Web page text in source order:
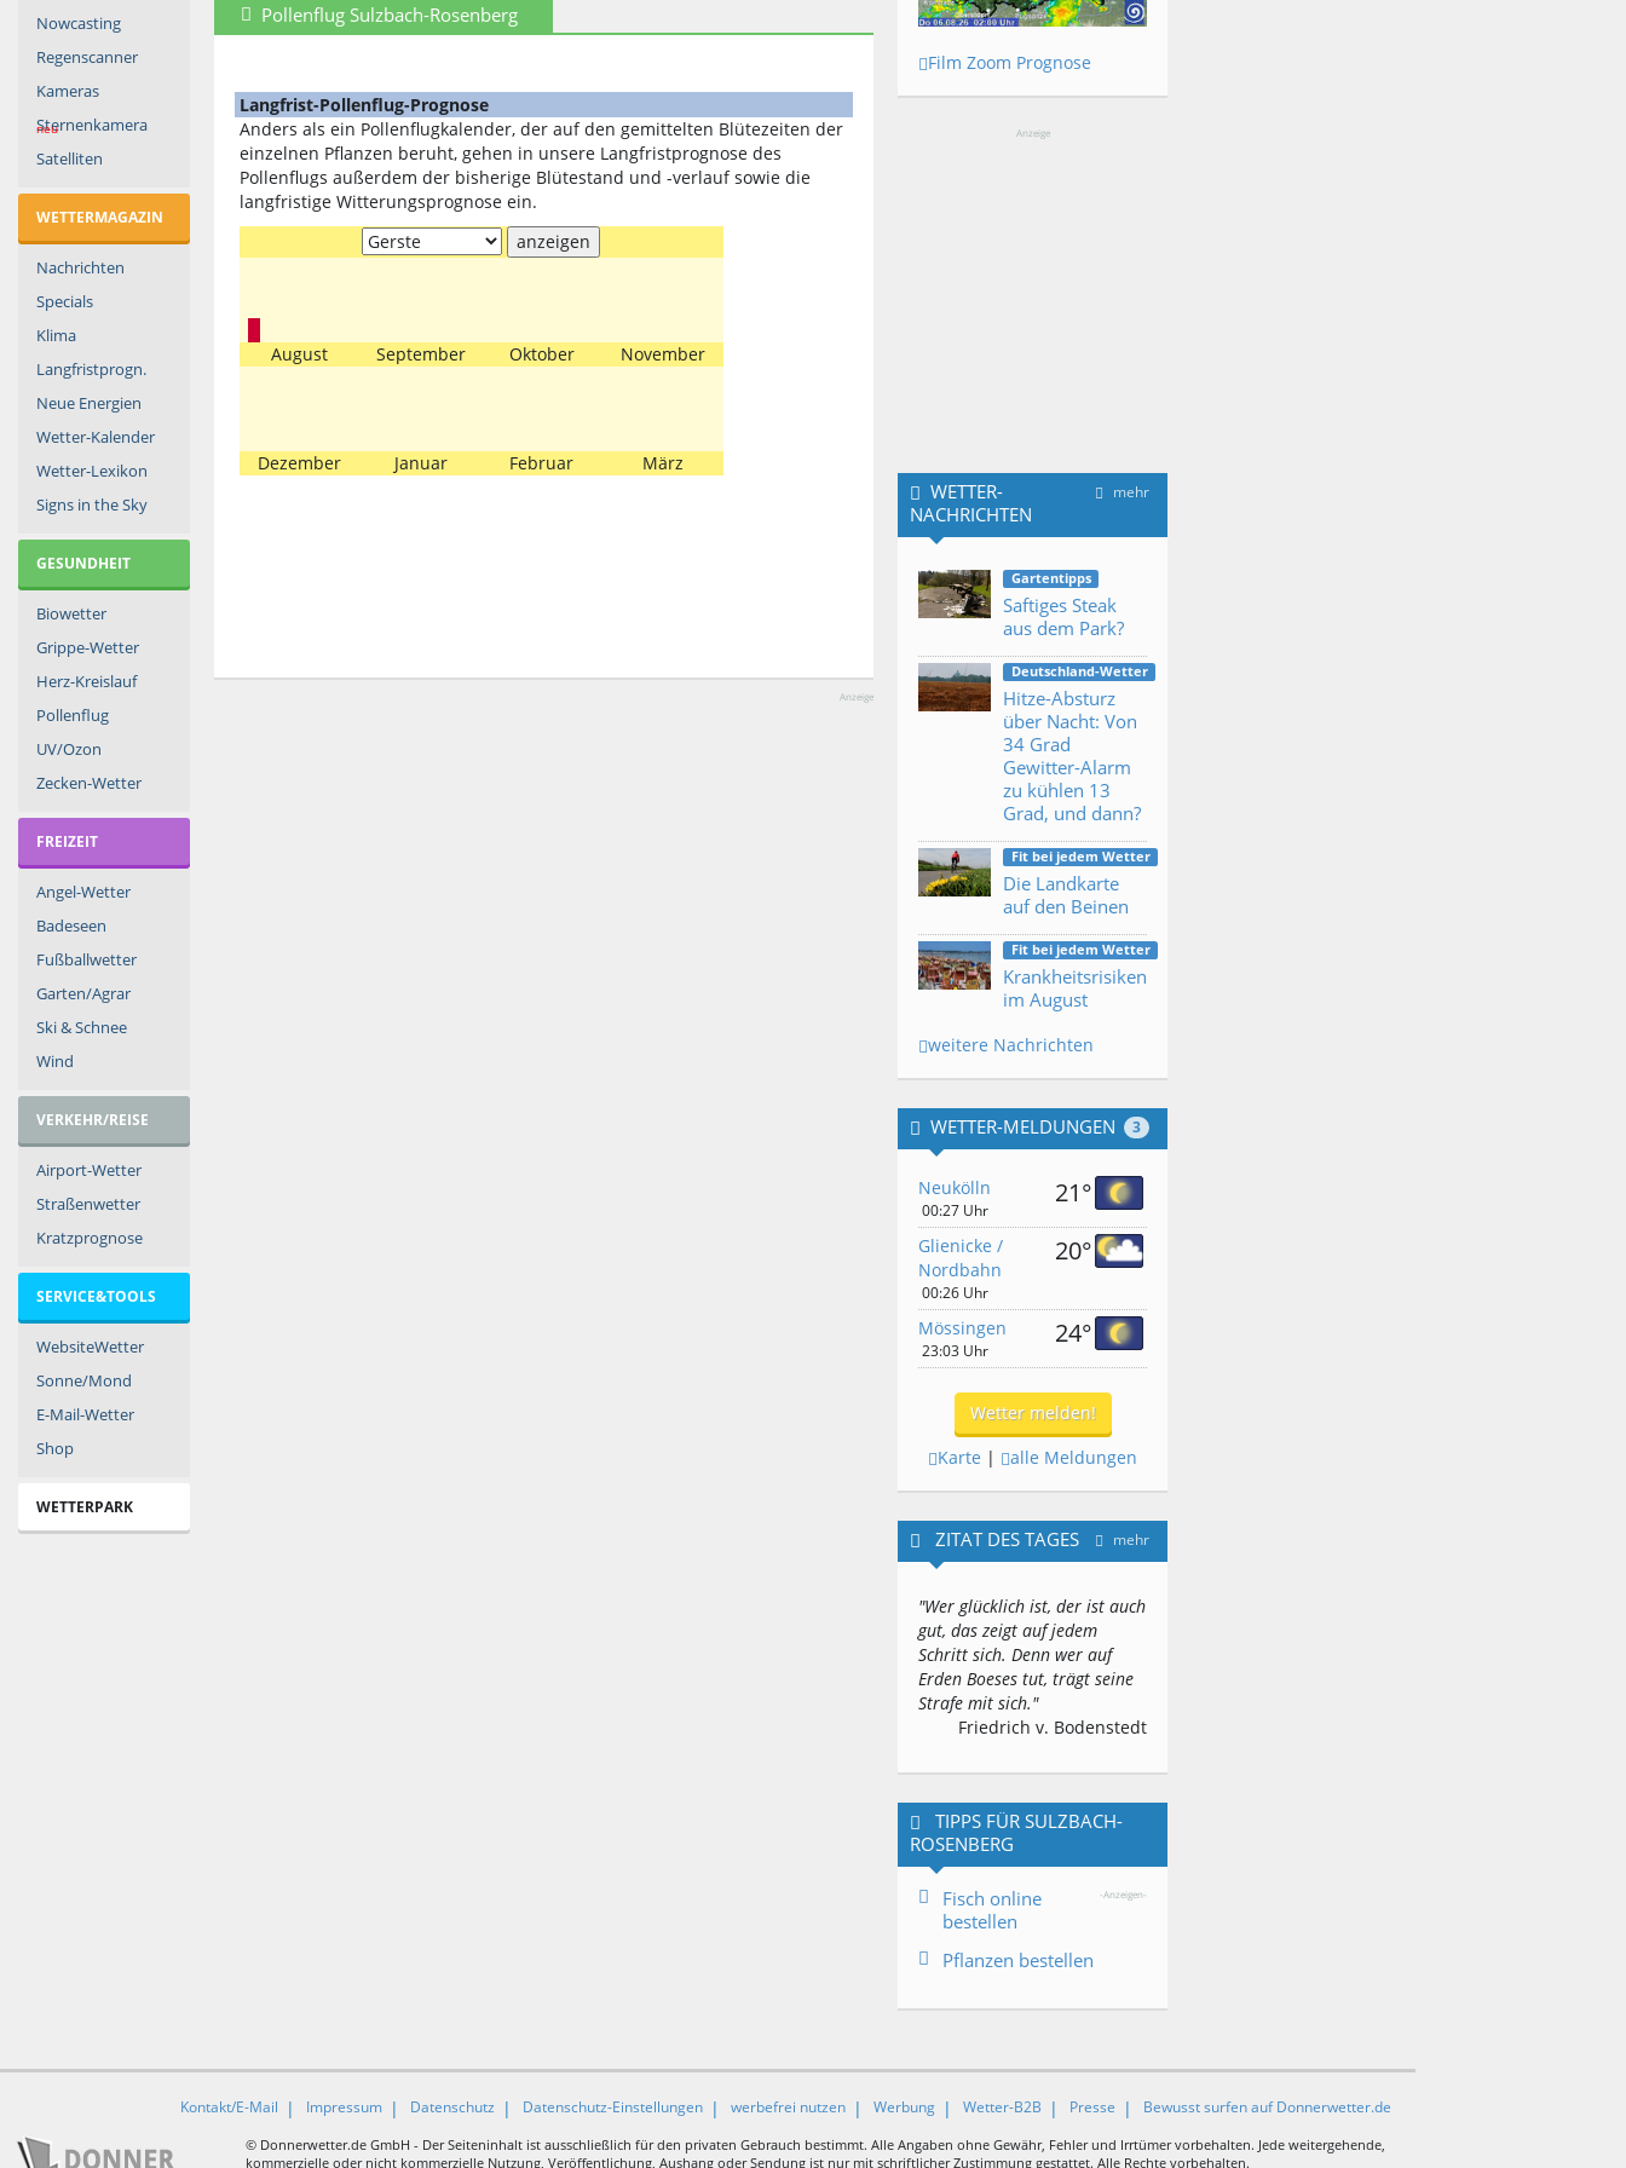
Nowcasting
Regenscanner
Kameras
Sternenkamera
neu
Satelliten
WETTERMAGAZIN
Nachrichten
Specials
Klima
Langfristprogn.
Neue Energien
Wetter-Kalender
Wetter-Lexikon
Signs in the Sky
GESUNDHEIT
Biowetter
Grippe-Wetter
Herz-Kreislauf
Pollenflug
UV/Ozon
Zecken-Wetter
FREIZEIT
Angel-Wetter
Badeseen
Fußballwetter
Garten/Agrar
Ski & Schnee
Wind
VERKEHR/REISE
Airport-Wetter
Straßenwetter
Kratzprognose
SERVICE&TOOLS
WebsiteWetter
Sonne/Mond
E-Mail-Wetter
Shop
WETTERPARK
Pollenflug Sulzbach-Rosenberg
Langfrist-Pollenflug-Prognose
Anders als ein Pollenflugkalender, der auf den gemittelten Blütezeiten der
einzelnen Pflanzen beruht, gehen in unsere Langfristprognose des
Pollenflugs außerdem der bisherige Blütestand und -verlauf sowie die
langfristige Witterungsprognose ein.
August September Oktober November
Dezember Januar Februar März
Anzeige
Film Zoom Prognose
Anzeige
mehr
WETTER-
NACHRICHTEN
Gartentipps
Saftiges Steak
aus dem Park?
Deutschland-Wetter
Hitze-Absturz
über Nacht: Von
34 Grad
Gewitter-Alarm
zu kühlen 13
Grad, und dann?
Fit bei jedem Wetter
Die Landkarte
auf den Beinen
Fit bei jedem Wetter
Krankheitsrisiken
im August
weitere Nachrichten
3
WETTER-MELDUNGEN
Neukölln
00:27 Uhr
21°
Glienicke /
Nordbahn
00:26 Uhr
20°
Mössingen
23:03 Uhr
24°
Wetter melden!
Karte | alle Meldungen
mehr
ZITAT DES TAGES
"Wer glücklich ist, der ist auch
gut, das zeigt auf jedem
Schritt sich. Denn wer auf
Erden Boeses tut, trägt seine
Strafe mit sich."
Friedrich v. Bodenstedt
TIPPS FÜR SULZBACH-
ROSENBERG
-Anzeigen-
Fisch online
bestellen
Pflanzen bestellen
Kontakt/E-Mail Impressum Datenschutz Datenschutz-Einstellungen werbefrei nutzen Werbung Wetter-B2B Presse Bewusst surfen auf Donnerwetter.de
© Donnerwetter.de GmbH - Der Seiteninhalt ist ausschließlich für den privaten Gebrauch bestimmt. Alle Angaben ohne Gewähr, Fehler und Irrtümer vorbehalten. Jede weitergehende,
kommerzielle oder nicht kommerzielle Nutzung, Veröffentlichung, Aushang oder Sendung ist nur mit schriftlicher Zustimmung gestattet. Alle Rechte vorbehalten.